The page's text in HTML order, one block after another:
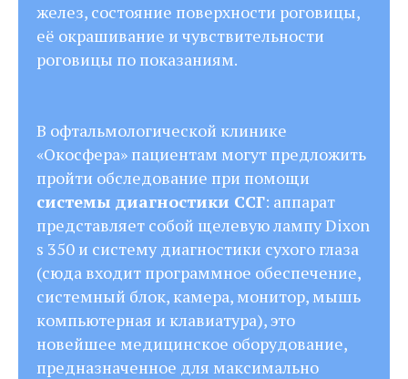
желез, состояние поверхности роговицы,
её окрашивание и чувствительности
роговицы по показаниям.
В офтальмологической клинике
«Окосфера» пациентам могут предложить
пройти обследование при помощи
системы диагностики ССГ: аппарат
представляет собой щелевую лампу Dixon
s 350 и систему диагностики сухого глаза
(сюда входит программное обеспечение,
системный блок, камера, монитор, мышь
компьютерная и клавиатура), это
новейшее медицинское оборудование,
предназначенное для максимально